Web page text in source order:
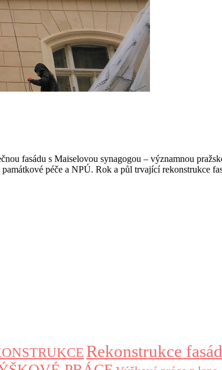
fasádu s Maiselovou synagogou – významnou
péče a NPÚ. Rok a půl trvající rekonstrukce
Rekonstrukce fasád